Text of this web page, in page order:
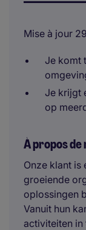
Mise à jour
Je komt
Je krijgt
op
À propos
Onze klant is
groeiende
oplossingen
Vanuit hun
activiteiten in